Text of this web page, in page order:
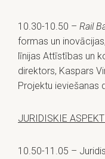
10.30-10.50 – Rail
formas un
līnijas Attīstības un
direktors, Kaspars
Projektu ieviešanas
JURIDISKIE
10.50-11.05 –